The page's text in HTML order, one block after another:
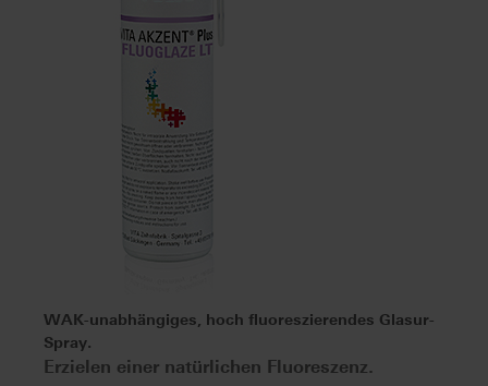
WAK-unabhängiges, hoch fluoreszierendes Glasur-
Spray.
Erzielen einer natürlichen Fluoreszenz.